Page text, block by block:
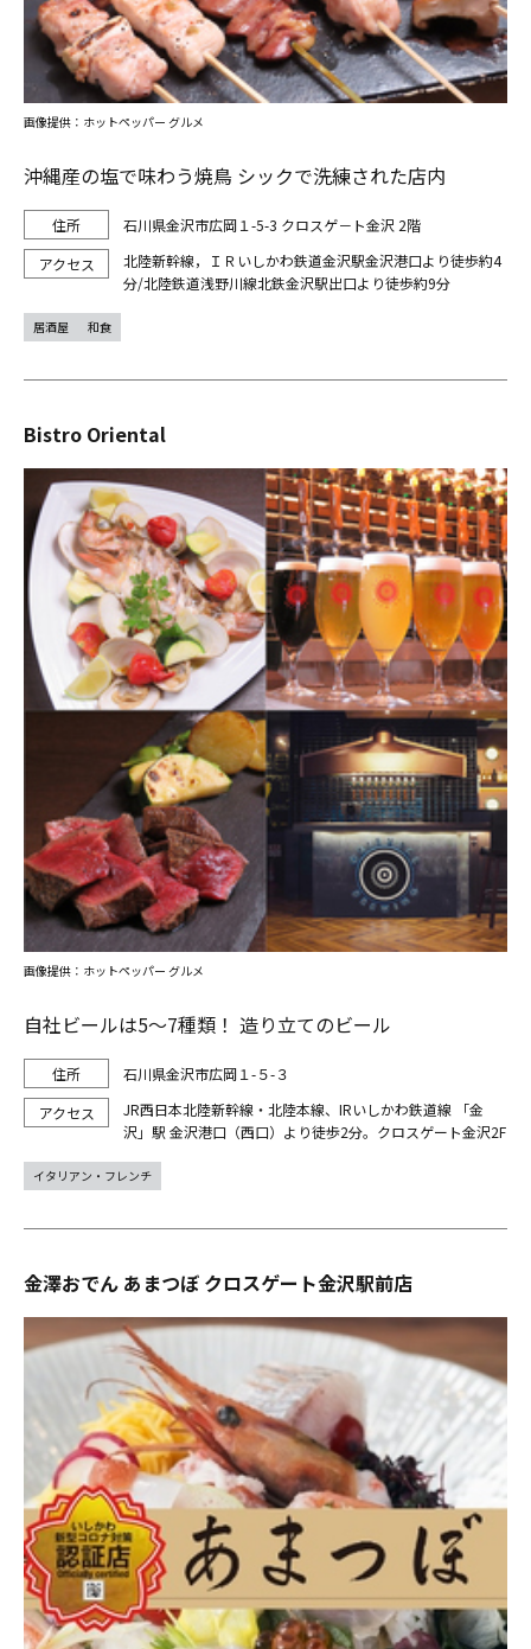
沖縄産の塩で味わう焼鳥 シックで洗練された店内
石川県金沢市広岡１-5-3 クロスゲ－ト金沢 2階
北陸新幹線，ＩＲいしかわ鉄道金沢駅金沢港口より徒歩約4
分/北陸鉄道浅野川線北鉄金沢駅出口より徒歩約9分
画像提供：ホットペッパー グルメ
居酒屋 和食
Bistro Oriental
自社ビールは5～7種類！ 造り立てのビール
石川県金沢市広岡１-５-３
JR西日本北陸新幹線・北陸本線、IRいしかわ鉄道線 「金
沢」駅 金沢港口（西口）より徒歩2分。クロスゲート金沢2F
画像提供：ホットペッパー グルメ
イタリアン・フレンチ
金澤おでん あまつぼ クロスゲート金沢駅前店